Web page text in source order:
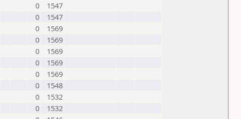
0
1547
0
1547
0
1569
0
1569
0
1569
0
1569
0
1569
0
1548
0
1532
0
1532